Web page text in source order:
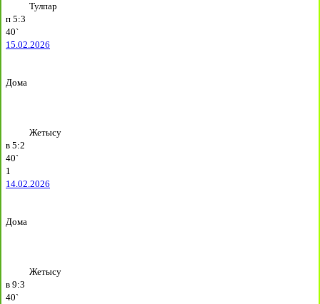
Тулпар
п 5:3
40`
15.02.2026
Дома
Жетысу
в 5:2
40`
1
14.02.2026
Дома
Жетысу
в 9:3
40`